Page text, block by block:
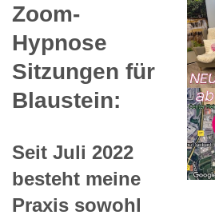
Zoom-
Hypnose
Sitzungen für
Blaustein:
Seit Juli 2022
besteht meine
Praxis sowohl